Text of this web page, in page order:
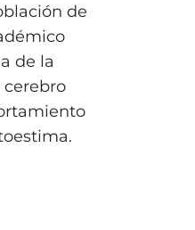
de
de la
cerebro